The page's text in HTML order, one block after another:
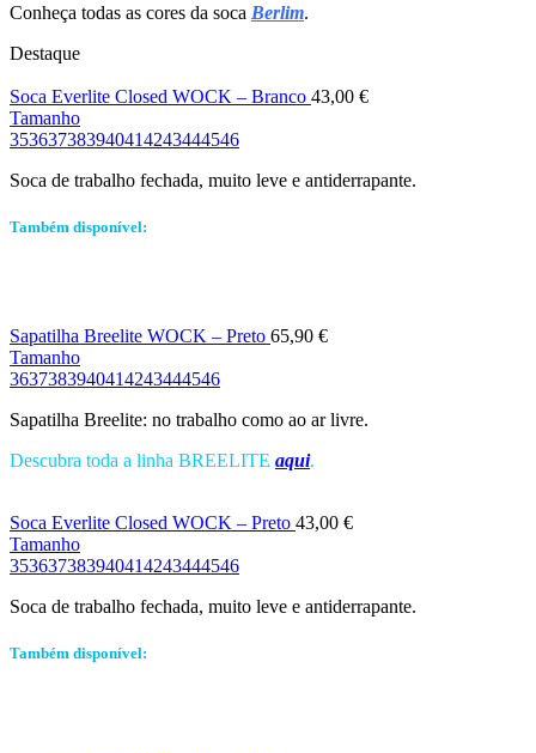
Conheça todas as cores da soca Berlim.
Destaque
Soca Everlite Closed WOCK – Branco 43,00 €
Tamanho
353637383940414243444546
Soca de trabalho fechada, muito leve e antiderrapante.
Também disponível:
Sapatilha Breelite WOCK – Preto 65,90 €
Tamanho
3637383940414243444546
Sapatilha Breelite: no trabalho como ao ar livre.
Descubra toda a linha BREELITE aqui.
Soca Everlite Closed WOCK – Preto 43,00 €
Tamanho
353637383940414243444546
Soca de trabalho fechada, muito leve e antiderrapante.
Também disponível: